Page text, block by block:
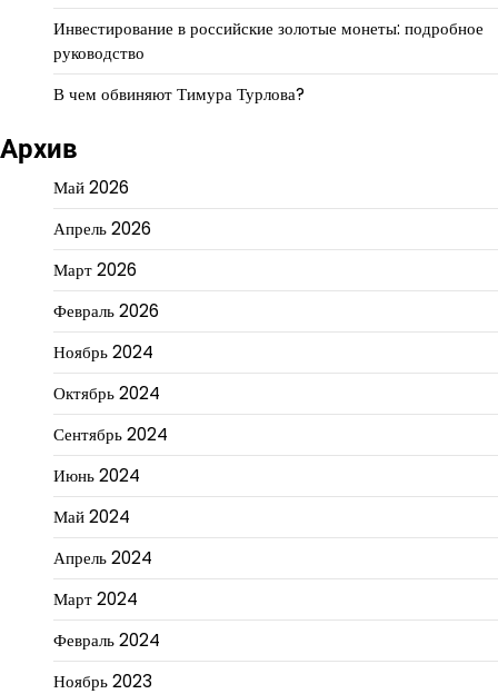
Инвестирование в российские золотые монеты: подробное
руководство
В чем обвиняют Тимура Турлова?
Архив
Май 2026
Апрель 2026
Март 2026
Февраль 2026
Ноябрь 2024
Октябрь 2024
Сентябрь 2024
Июнь 2024
Май 2024
Апрель 2024
Март 2024
Февраль 2024
Ноябрь 2023